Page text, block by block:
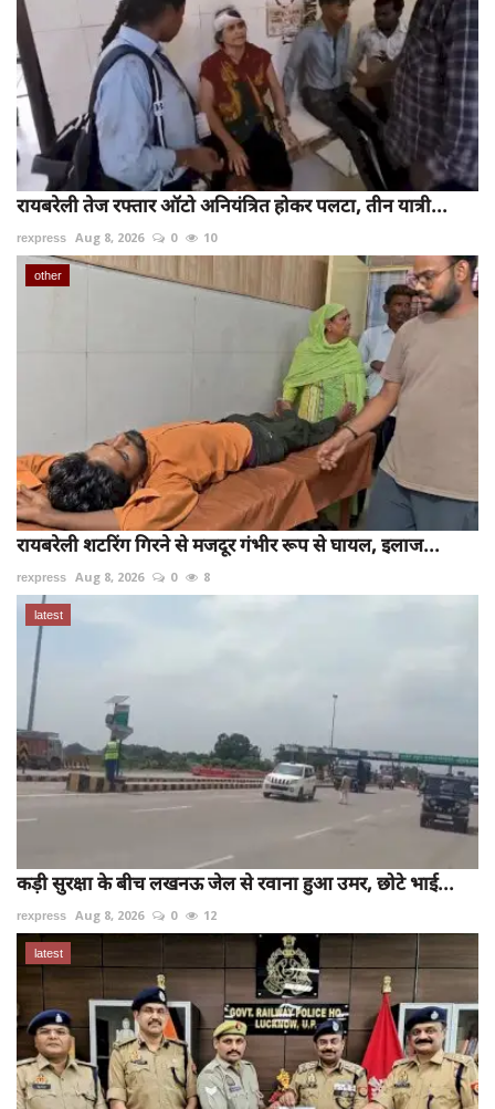
रायबरेली तेज रफ्तार ऑटो अनियंत्रित होकर पलटा, तीन यात्री...
rexpress Aug 8, 2026 0 10
other
रायबरेली शटरिंग गिरने से मजदूर गंभीर रूप से घायल, इलाज...
rexpress Aug 8, 2026 0 8
latest
कड़ी सुरक्षा के बीच लखनऊ जेल से रवाना हुआ उमर, छोटे भाई...
rexpress Aug 8, 2026 0 12
latest